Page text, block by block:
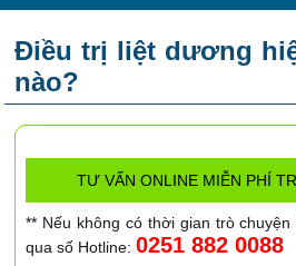
Điều trị liệt dương
nào?
TƯ VẤN ONLINE MIỄN PHÍ
** Nếu không có thời gian trò
qua số Hotline: 0251 882 0088